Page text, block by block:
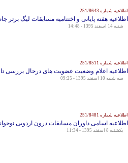
اطلاعیه شماره 251/8643
اطلاعیه هفته پایانی و اختتامیه مسابقات لیگ برتر
شنبه 14 اسفند 1395 - 14:48
اطلاعیه شماره 251/8511
اطلاعیه اعلام وضعیت عضویت های درحال بررسی تا
سه شنبه 10 اسفند 1395 - 09:25
اطلاعیه شماره 251/8481
اطلاعیه اسامی داوران مسابقات درون اردویی
يكشنبه 8 اسفند 1395 - 11:34